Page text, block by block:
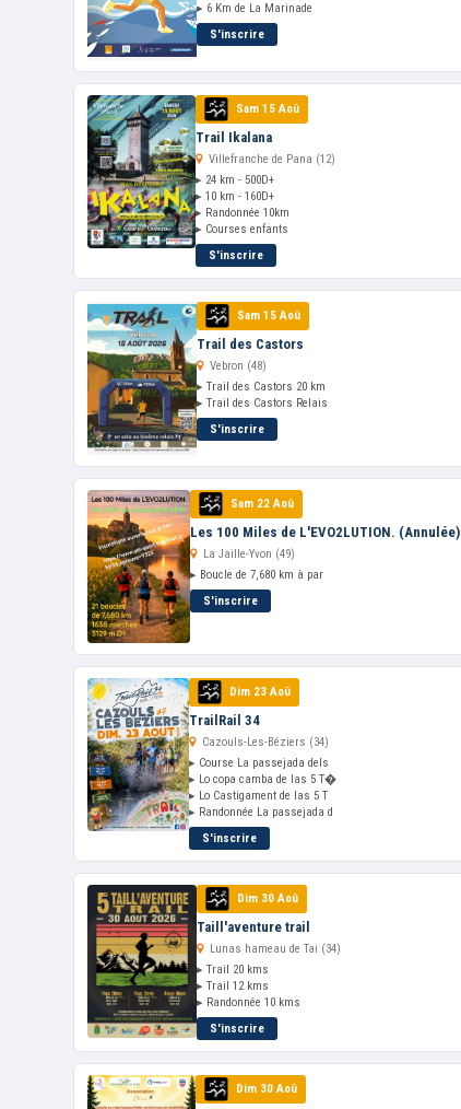
▸ 6 Km de La Marinade
S'inscrire
Sam 15 Aoû
Trail Ikalana
Villefranche de Pana (12)
▸ 24 km - 500D+
▸ 10 km - 160D+
▸ Randonnée 10km
▸ Courses enfants
S'inscrire
Sam 15 Aoû
Trail des Castors
Vebron (48)
▸ Trail des Castors 20 km
▸ Trail des Castors Relais
S'inscrire
Sam 22 Aoû
Les 100 Miles de L'EVO2LUTION. (Annulée)
La Jaille-Yvon (49)
▸ Boucle de 7,680 km à par
S'inscrire
Dim 23 Aoû
TrailRail 34
Cazouls-Les-Béziers (34)
▸ Course La passejada dels
▸ Lo copa camba de las 5 T�
▸ Lo Castigament de las 5 T
▸ Randonnée La passejada d
S'inscrire
Dim 30 Aoû
Taill'aventure trail
Lunas hameau de Tai (34)
▸ Trail 20 kms
▸ Trail 12 kms
▸ Randonnée 10 kms
S'inscrire
Dim 30 Aoû